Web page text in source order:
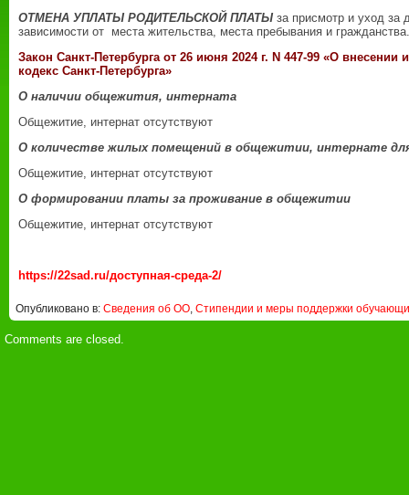
ОТМЕНА УПЛАТЫ РОДИТЕЛЬСКОЙ ПЛАТЫза присмотр и уход за
зависимости от места жительства, места пребывания и
Закон Санкт-Петербурга от 26 июня 2024 г. N 447-99 «О
кодекс Санкт-Петербурга»
О наличии общежития, интерната
Общежитие, интернат отсутствуют
О количестве жилых помещений в общежитии, интернате
Общежитие, интернат отсутствуют
О формировании платы за проживание в общежитии
Общежитие, интернат отсутствуют
https://22sad.ru/доступная-среда-2/
Опубликовано в: Сведения об ОО Стипендии и меры поддержки
Comments are closed.